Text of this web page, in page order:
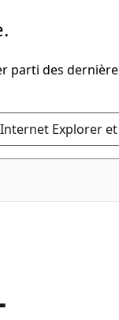
parti des
Explorer